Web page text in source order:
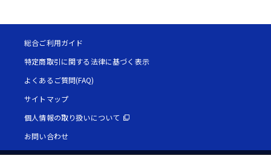
総合ご利用ガイド
特定商取引に関する法律に基づく表示
よくあるご質問(FAQ)
サイトマップ
個人情報の取り扱いについて
お問い合わせ